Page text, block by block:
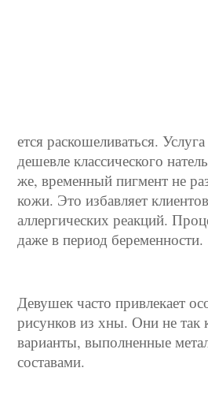
ется раскошеливаться.
дешевле классического
же, временный пигмент не
кожи. Это избавляет
аллергических реакций.
даже в период беременности.
Девушек часто привлекает
рисунков из хны. Они не так
варианты, выполненные
составами.